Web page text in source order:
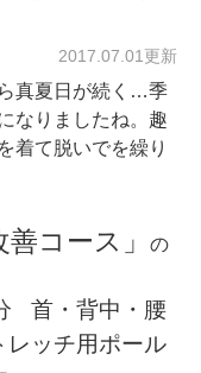
2017.07.01更新
真夏日が続く…季
なりましたね。趣
着て脱いでを繰り
善コース」
の
首・背中・腰
レッチ用ポール